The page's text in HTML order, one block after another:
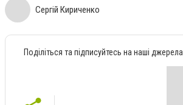
Сергій Кириченко
Поділіться та підписуйтесь на наші джерела